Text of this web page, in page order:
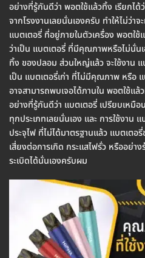
อย่างที่รู้กันดีว่า พอตใช้แล้วทิ้ง เรียกได้
จากโรงงานเลยนั่นเองครับ ทำให้ไม่ว่า
แบตเตอรี่ ที่อยู่ภายในตัวเครื่อง พอตใช้
ว่าเป็น แบตเตอรี่ ที่มีคุณภาพหรือไม่นั่น
ทิ้ง ของปลอม ส่วนใหญ่แล้ว จะใช้งาน
เป็น แบตเตอรี่เก่า ที่ไม่มีคุณภาพ หรือ
อาจสามารถพบเจอได้ภานใน พอตใช้แ
อย่างที่รู้กันดีว่า แบตเตอรี่ เปรียบเหมื
ทุกประเภทเลยนั่นเอง และ การใช้งาน
ประจุไฟ ที่ไม่ได้มาตรฐานแล้ว แบตเตอ
เสี่ยงต่อการเกิด กระแสไฟรั่ว หรืออย่า
ระเบิดได้นั่นเองครับผม